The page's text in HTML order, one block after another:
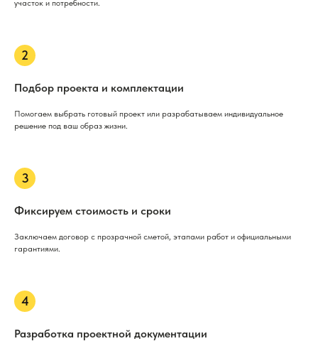
участок и потребности.
Подбор проекта и комплектации
Помогаем выбрать готовый проект или разрабатываем индивидуальное
решение под ваш образ жизни.
Фиксируем стоимость и сроки
Заключаем договор с прозрачной сметой, этапами работ и официальными
гарантиями.
Разработка проектной документации